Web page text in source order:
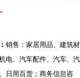
销售：家居用品、建筑材
电、汽车配件、汽车、汽
日用百货；商务信息咨